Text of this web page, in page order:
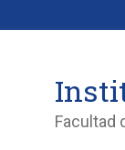
Facultad